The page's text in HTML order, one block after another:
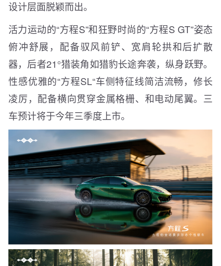
设计层面脱颖而出。
活力运动的“方程S”和狂野时尚的“方程S GT”姿态
俯冲舒展，配备驭风前铲、宽肩轮拱和后扩散
器，后者21°猎装角如猎豹长途奔袭，纵身跃野。
性感优雅的“方程SL“车侧特征线简洁流畅，修长
凌厉，配备横向贯穿金属格栅、和电动尾翼。三
车预计将于今年三季度上市。